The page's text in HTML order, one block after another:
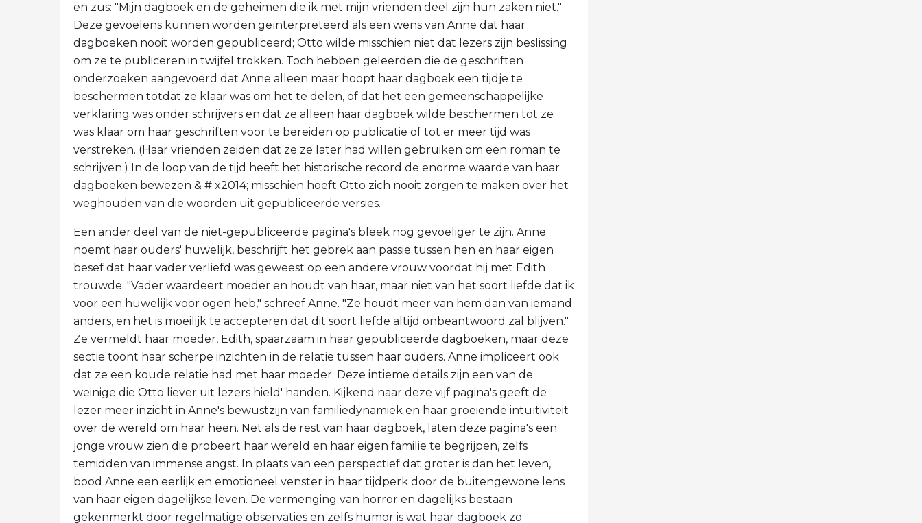
en zus: "Mijn dagboek en de geheimen die ik met mijn vrienden deel zijn hun zaken niet."
Deze gevoelens kunnen worden geïnterpreteerd als een wens van Anne dat haar
dagboeken nooit worden gepubliceerd; Otto wilde misschien niet dat lezers zijn beslissing
om ze te publiceren in twijfel trokken. Toch hebben geleerden die de geschriften
onderzoeken aangevoerd dat Anne alleen maar hoopt haar dagboek een tijdje te
beschermen totdat ze klaar was om het te delen, of dat het een gemeenschappelijke
verklaring was onder schrijvers en dat ze alleen haar dagboek wilde beschermen tot ze
was klaar om haar geschriften voor te bereiden op publicatie of tot er meer tijd was
verstreken. (Haar vrienden zeiden dat ze ze later had willen gebruiken om een ​​roman te
schrijven.) In de loop van de tijd heeft het historische record de enorme waarde van haar
dagboeken bewezen & # x2014; misschien hoeft Otto zich nooit zorgen te maken over het
weghouden van die woorden uit gepubliceerde versies.
Een ander deel van de niet-gepubliceerde pagina's bleek nog gevoeliger te zijn. Anne
noemt haar ouders' huwelijk, beschrijft het gebrek aan passie tussen hen en haar eigen
besef dat haar vader verliefd was geweest op een andere vrouw voordat hij met Edith
trouwde. "Vader waardeert moeder en houdt van haar, maar niet van het soort liefde dat ik
voor een huwelijk voor ogen heb," schreef Anne. "Ze houdt meer van hem dan van iemand
anders, en het is moeilijk te accepteren dat dit soort liefde altijd onbeantwoord zal blijven."
Ze vermeldt haar moeder, Edith, spaarzaam in haar gepubliceerde dagboeken, maar deze
sectie toont haar scherpe inzichten in de relatie tussen haar ouders. Anne impliceert ook
dat ze een koude relatie had met haar moeder. Deze intieme details zijn een van de
weinige die Otto liever uit lezers hield' handen. Kijkend naar deze vijf pagina's geeft de
lezer meer inzicht in Anne's bewustzijn van familiedynamiek en haar groeiende intuïtiviteit
over de wereld om haar heen. Net als de rest van haar dagboek, laten deze pagina's een
jonge vrouw zien die probeert haar wereld en haar eigen familie te begrijpen, zelfs
temidden van immense angst. In plaats van een perspectief dat groter is dan het leven,
bood Anne een eerlijk en emotioneel venster in haar tijdperk door de buitengewone lens
van haar eigen dagelijkse leven. De vermenging van horror en dagelijks bestaan ​​
gekenmerkt door regelmatige observaties en zelfs humor is wat haar dagboek zo